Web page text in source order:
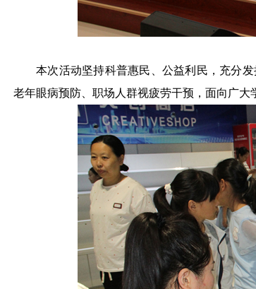
本次活动坚持科普惠民、公益利民，充分
老年眼病预防、职场人群视疲劳干预，面向广